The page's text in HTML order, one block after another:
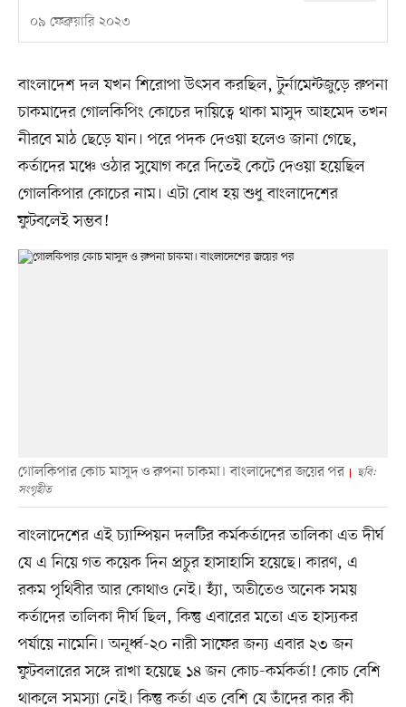
০৯ ফেব্রুয়ারি ২০২৩
বাংলাদেশ দল যখন শিরোপা উৎসব করছিল, টুর্নামেন্টজুড়ে রুপনা
চাকমাদের গোলকিপিং কোচের দায়িত্বে থাকা মাসুদ আহমেদ তখন
নীরবে মাঠ ছেড়ে যান। পরে পদক দেওয়া হলেও জানা গেছে,
কর্তাদের মঞ্চে ওঠার সুযোগ করে দিতেই কেটে দেওয়া হয়েছিল
গোলকিপার কোচের নাম। এটা বোধ হয় শুধু বাংলাদেশের
ফুটবলেই সম্ভব!
গোলকিপার কোচ মাসুদ ও রুপনা চাকমা। বাংলাদেশের জয়ের পর
ছবি:
সংগৃহীত
বাংলাদেশের এই চ্যাম্পিয়ন দলটির কর্মকর্তাদের তালিকা এত দীর্ঘ
যে এ নিয়ে গত কয়েক দিন প্রচুর হাসাহাসি হয়েছে। কারণ, এ
রকম পৃথিবীর আর কোথাও নেই। হ্যাঁ, অতীতেও অনেক সময়
কর্তাদের তালিকা দীর্ঘ ছিল, কিন্তু এবারের মতো এত হাস্যকর
পর্যায়ে নামেনি। অনূর্ধ্ব-২০ নারী সাফের জন্য এবার ২৩ জন
ফুটবলারের সঙ্গে রাখা হয়েছে ১৪ জন কোচ-কর্মকর্তা! কোচ বেশি
থাকলে সমস্যা নেই। কিন্তু কর্তা এত বেশি যে তাঁদের কার কী